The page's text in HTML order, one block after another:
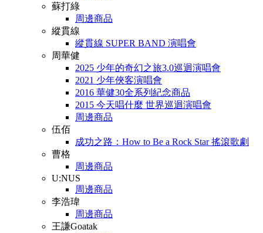
蘇打綠
周邊商品
縱貫線
縱貫線 SUPER BAND 演唱會
周華健
2025 少年的奇幻之旅3.0巡迴演唱會
2021 少年俠客演唱會
2016 華健30全系列紀念商品
2015 今天唱什麼 世界巡迴演唱會
周邊商品
伍佰
成功之路：How to Be a Rock Star 搖滾歌劇
曹格
周邊商品
U:NUS
周邊商品
李浩瑋
周邊商品
王謙Goatak